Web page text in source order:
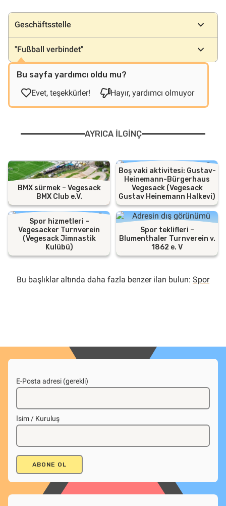
Konumlar
Geschäftsstelle
"Fußball verbindet"
Bu sayfa yardımcı oldu mu?
Evet, teşekkürler!
Hayır, yardımcı olmuyor
AYRICA ILGINÇ
BMX sürmek – Vegesack
BMX Club e.V.
Boş vaki aktivitesi: Gustav-
Heinemann-Bürgerhaus
Vegesack (Vegesack
Gustav Heinemann Halkevi)
Spor hizmetleri –
Vegesacker Turnverein
(Vegesack Jimnastik
Kulübü)
Spor teklifleri –
Blumenthaler Turnverein v.
1862 e. V
Bu başlıklar altında daha fazla benzer ilan bulun: Spor
E-Posta adresi (gerekli)
İsim / Kuruluş